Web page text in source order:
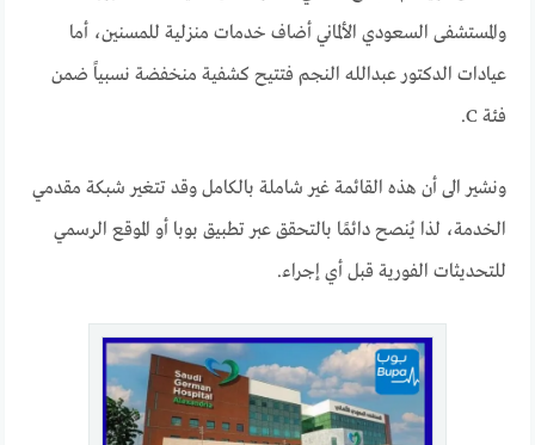
والمستشفى السعودي الألماني أضاف خدمات منزلية للمسنين، أما
عيادات الدكتور عبدالله النجم فتتيح كشفية منخفضة نسبياً ضمن
فئة C.
ونشير الى أن هذه القائمة غير شاملة بالكامل وقد تتغير شبكة مقدمي
الخدمة، لذا يُنصح دائمًا بالتحقق عبر تطبيق بوبا أو الموقع الرسمي
للتحديثات الفورية قبل أي إجراء.